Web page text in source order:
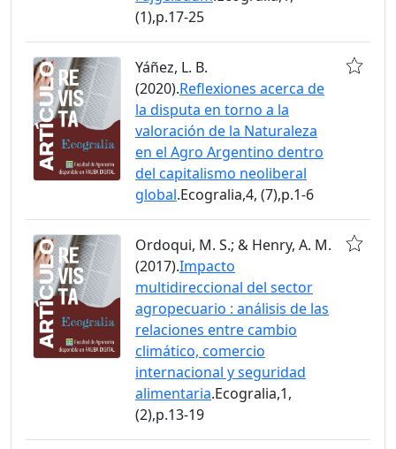
(1),p.17-25
Yáñez, L. B.
(2020).Reflexiones acerca de
la disputa en torno a la
valoración de la Naturaleza
en el Agro Argentino dentro
del capitalismo neoliberal
global.Ecogralia,4, (7),p.1-6
Ordoqui, M. S.; & Henry, A. M.
(2017).Impacto
multidireccional del sector
agropecuario : análisis de las
relaciones entre cambio
climático, comercio
internacional y seguridad
alimentaria.Ecogralia,1,
(2),p.13-19